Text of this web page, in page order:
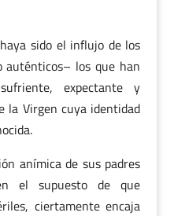
sido el influjo de los
auténticos– los que han
expectante y
la Virgen cuya identidad
anímica de sus padres
el supuesto de que
ciertamente encaja